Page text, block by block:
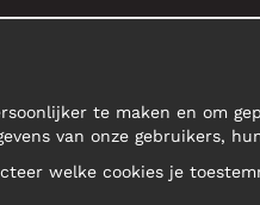
te maken en om
van onze gebruikers,
welke cookies je